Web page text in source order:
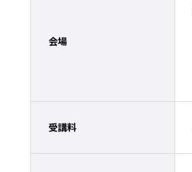
会場
受講料